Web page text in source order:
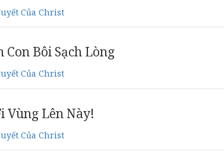
Của Christ
Con Bôi Sạch Lòng
Của Christ
Vùng Lên Này!
Của Christ